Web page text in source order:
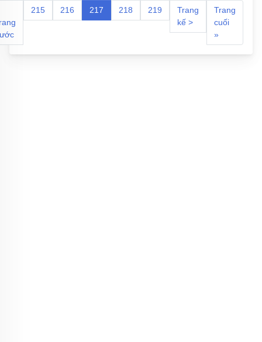
215 216 217 218 219
Trang
kế >
Trang
cuối
»